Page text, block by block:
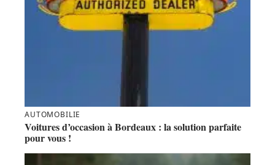
AUTOMOBILIE
Voitures d’occasion à Bordeaux : la solution parfaite
pour vous !